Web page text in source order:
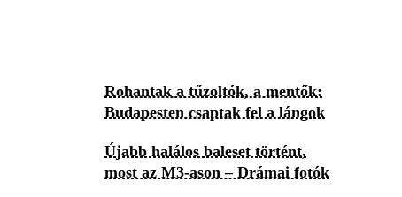
Rohantak a tűzoltók, a mentők:
Budapesten csaptak fel a lángok
Újabb halálos baleset történt,
most az M3-ason – Drámai fotók